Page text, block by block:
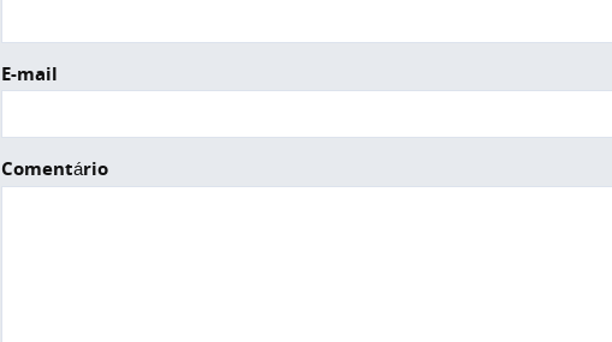
E-mail
Comentário